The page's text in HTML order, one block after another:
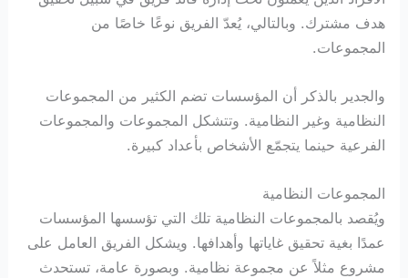
هدف مشترك. وبالتالي، يُعدّ الفريق نوعًا خاصًا من
المجموعات.
والجدير بالذكر أن المؤسسات تضم الكثير من المجموعات
النظامية وغير النظامية. وتتشكل المجموعات والمجموعات
الفرعية حينما يتجمّع الأشخاص بأعداد كبيرة.
المجموعات النظامية
ويُقصد بالمجموعات النظامية تلك التي تؤسسها المؤسسات
عمدًا بغية تحقيق غاياتها وأهدافها. ويشكل الفريق العامل على
مشروع مثلاً عن مجموعة نظامية. وبصورة عامة، تستحدث